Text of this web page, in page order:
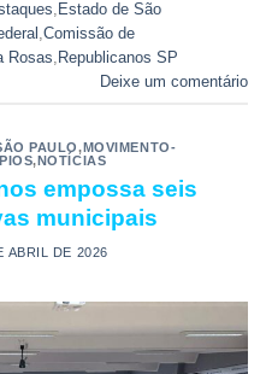
Estado de São
Comissão de
Rosas Republicanos SP
Deixe um comentário
PAULO, MOVIMENTO-
, NOTÍCIAS
empossa seis
municipais
ABRIL DE 2026